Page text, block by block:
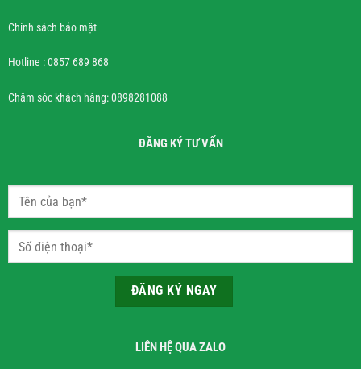
Chính sách bảo mật
Hotline : 0857 689 868
Chăm sóc khách hàng: 0898281088
ĐĂNG KÝ TƯ VẤN
LIÊN HỆ QUA ZALO